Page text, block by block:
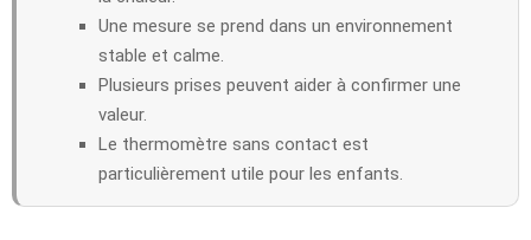
Une mesure se prend dans un environnement
stable et calme.
Plusieurs prises peuvent aider à confirmer une
valeur.
Le thermomètre sans contact est
particulièrement utile pour les enfants.